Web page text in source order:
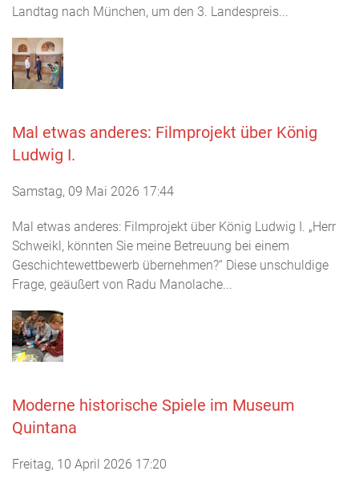
Landtag nach München, um den 3. Landespreis...
Mal etwas anderes: Filmprojekt über König
Ludwig I.
Samstag, 09 Mai 2026 17:44
Mal etwas anderes: Filmprojekt über König Ludwig I. „Herr
Schweikl, könnten Sie meine Betreuung bei einem
Geschichtewettbewerb übernehmen?“ Diese unschuldige
Frage, geäußert von Radu Manolache...
Moderne historische Spiele im Museum
Quintana
Freitag, 10 April 2026 17:20